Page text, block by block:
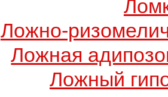
Ложно-
Ложная
Ложный